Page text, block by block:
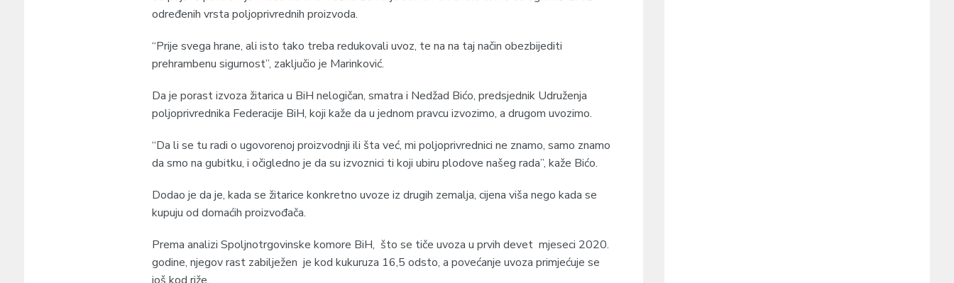
određenih vrsta poljoprivrednih proizvoda.
“Prije svega hrane, ali isto tako treba redukovali uvoz, te na na taj način obezbijediti
prehrambenu sigurnost”, zaključio je Marinković.
Da je porast izvoza žitarica u BiH nelogičan, smatra i Nedžad Bićo, predsjednik Udruženja
poljoprivrednika Federacije BiH, koji kaže da u jednom pravcu izvozimo, a drugom uvozimo.
“Da li se tu radi o ugovorenoj proizvodnji ili šta već, mi poljoprivrednici ne znamo, samo znamo
da smo na gubitku, i očigledno je da su izvoznici ti koji ubiru plodove našeg rada”, kaže Bićo.
Dodao je da je, kada se žitarice konkretno uvoze iz drugih zemalja, cijena viša nego kada se
kupuju od domaćih proizvođača.
Prema analizi Spoljnotrgovinske komore BiH, što se tiče uvoza u prvih devet mjeseci 2020.
godine, njegov rast zabilježen je kod kukuruza 16,5 odsto, a povećanje uvoza primjećuje se